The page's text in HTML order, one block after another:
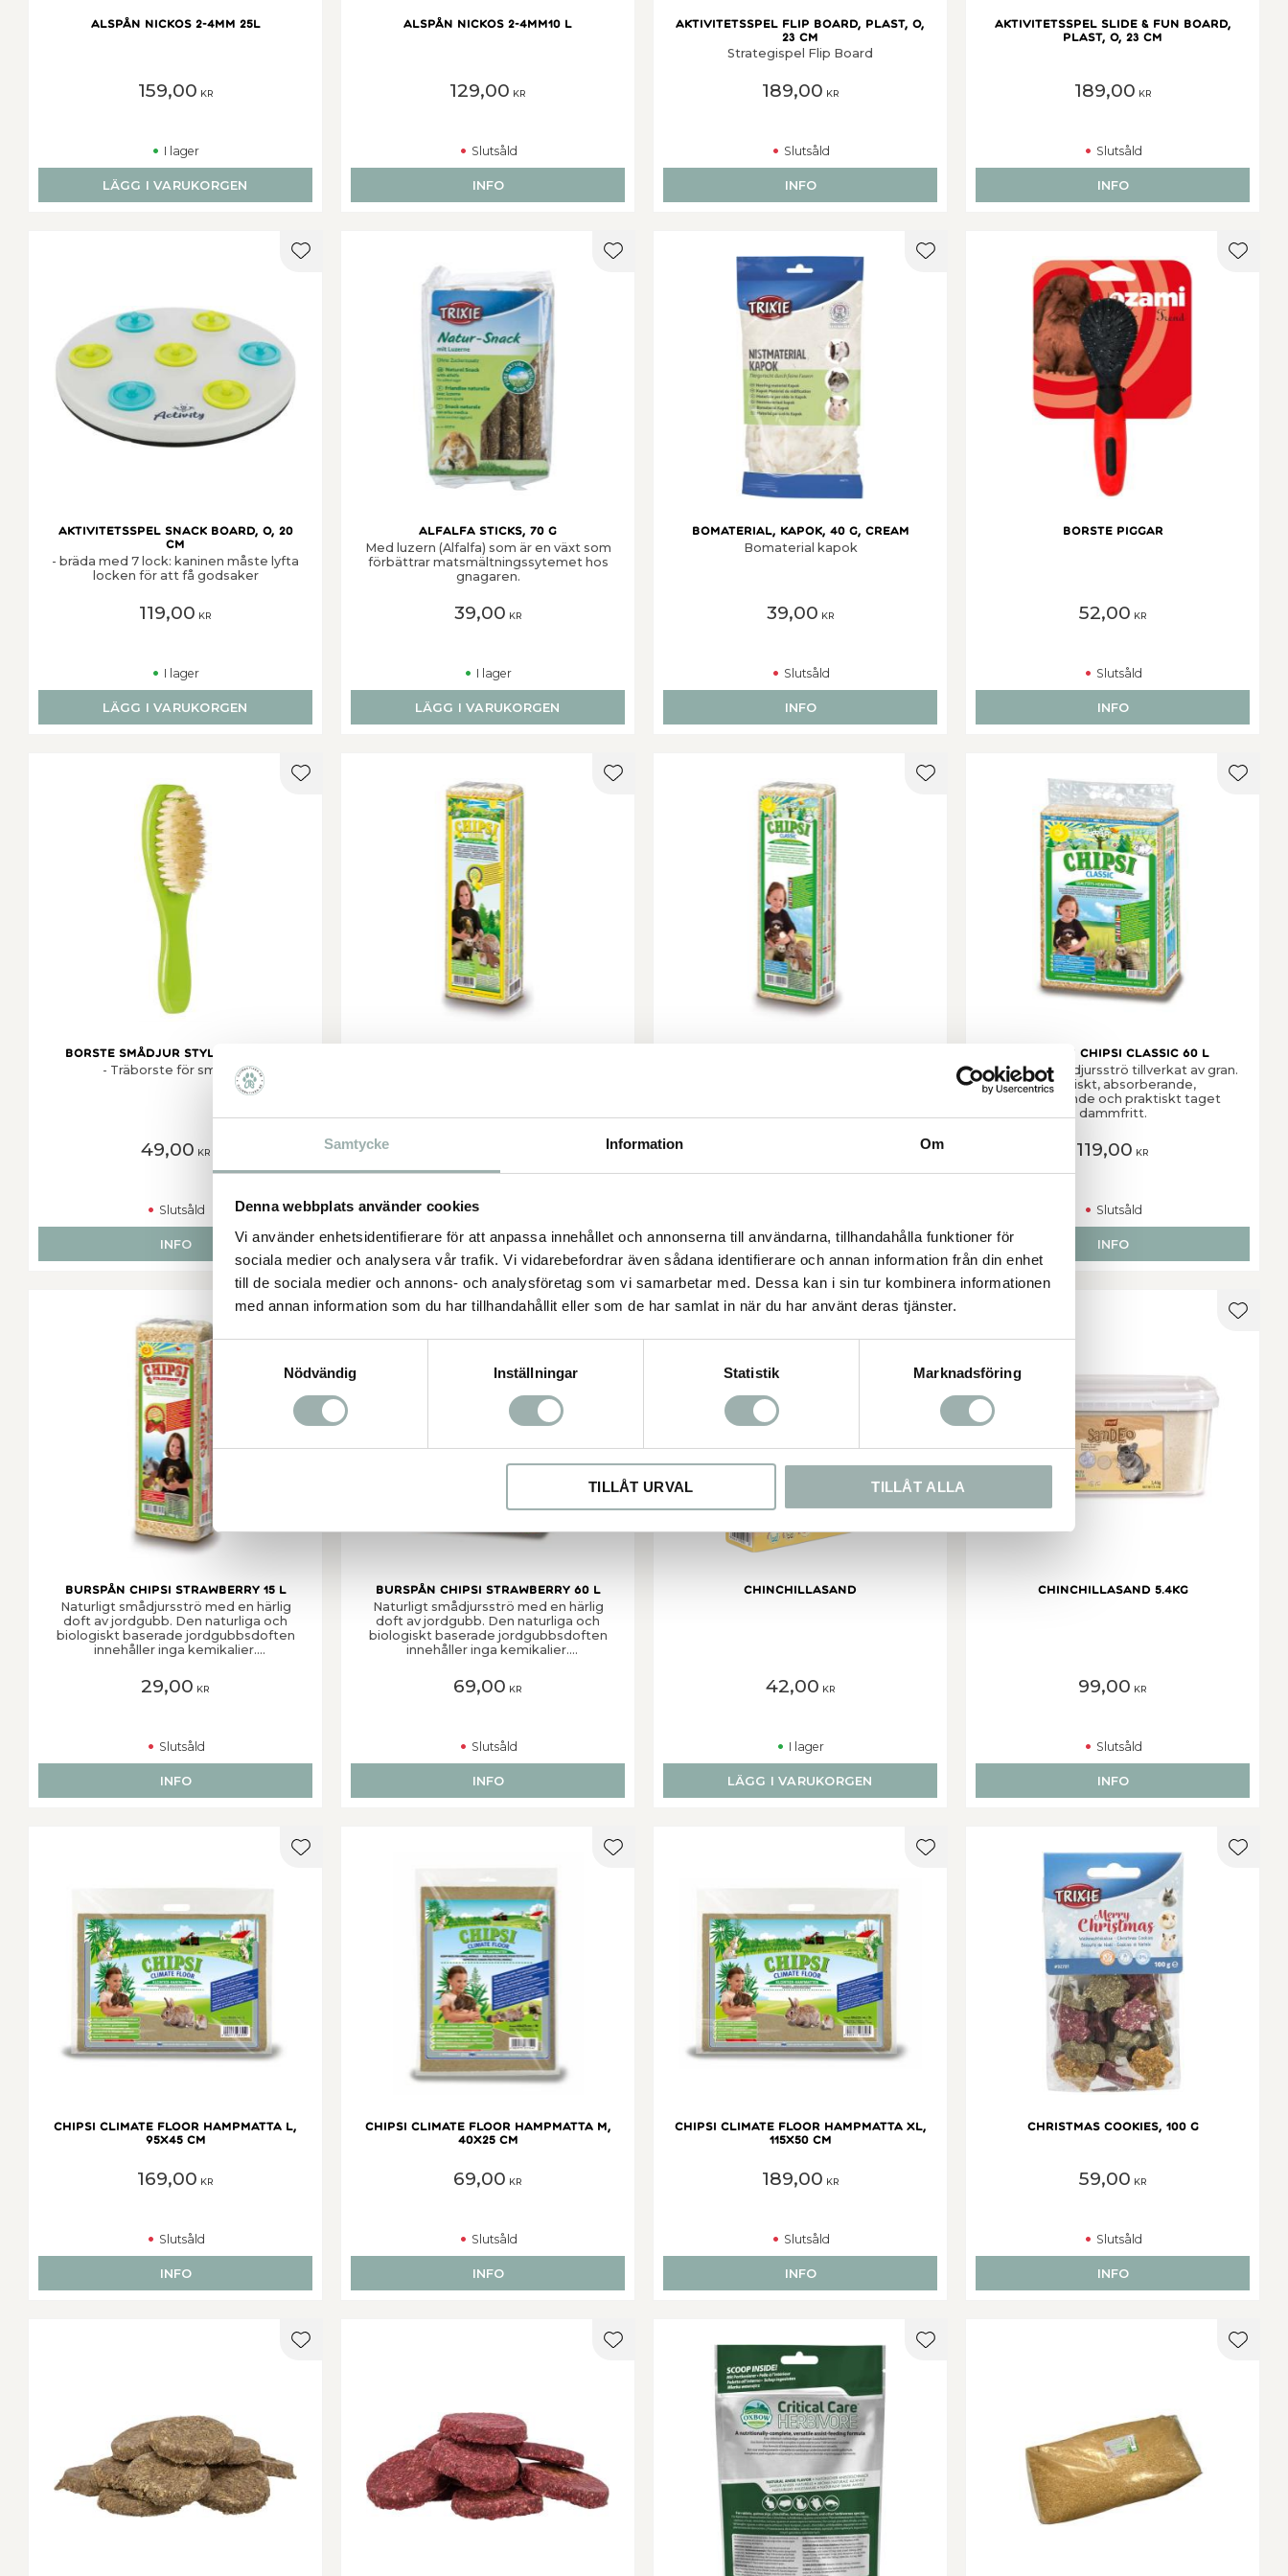
Samtycke Information Om
Denna webbplats använder cookies
Vi använder enhetsidentifierare för att anpassa innehållet och annonserna till användarna, tillhandahålla funktioner för
sociala medier och analysera vår trafik. Vi vidarebefordrar även sådana identifierare och annan information från din enhet
till de sociala medier och annons- och analysföretag som vi samarbetar med. Dessa kan i sin tur kombinera informationen
med annan information som du har tillhandahållit eller som de har samlat in när du har använt deras tjänster.
Nödvändig
Inställningar Statistik Marknadsföring
TILLÅT URVAL TILLÅT ALLA
ALSPÅN NICKOS 2-4MM 25L
159,00 KR
I lager
LÄGG I VARUKORGEN
ALSPÅN NICKOS 2-4MM10 L
129,00 KR
Slutsåld
INFO
Aktivitetsspel Flip Board, plast, o,
23 cm
Strategispel Flip Board
189,00 KR
Slutsåld
INFO
Aktivitetsspel Slide & Fun Board,
plast, o, 23 cm
189,00 KR
Slutsåld
INFO
Aktivitetsspel Snack Board, o, 20
cm
- bräda med 7 lock: kaninen måste lyfta
locken för att få godsaker
119,00 KR
Lägg till i favoriter
I lager
LÄGG I VARUKORGEN
Alfalfa Sticks, 70 g
Med luzern (Alfalfa) som är en växt som
förbättrar matsmältningssytemet hos
gnagaren.
39,00 KR
Lägg till i favoriter
I lager
LÄGG I VARUKORGEN
Bomaterial, kapok, 40 g, cream
Bomaterial kapok
39,00 KR
Lägg till i favoriter
Slutsåld
INFO
Borste piggar
52,00 KR
Lägg
Slutsåld
INFO
Borste smådjur Style 18,5x5 cm
- Träborste för smådjur
49,00 KR
Lägg till i favoriter
Slutsåld
INFO
Lägg till i favoriter
I lager
LÄGG I VARUKORGEN
Lägg till i favoriter
LÄGG I VARUKORGEN
Burspån Chipsi Classic 60 L
Naturligt smådjursströ tillverkat av gran.
Hygieniskt, absorberande,
odörbindande och praktiskt taget
dammfritt.
119,00 KR
Lägg
Slutsåld
INFO
Burspån Chipsi Strawberry 15 L
Naturligt smådjursströ med en härlig
doft av jordgubb. Den naturliga och
biologiskt baserade jordgubbsdoften
innehåller inga kemikalier.
praktiskt taget dammfritt.
29,00 KR
Slutsåld
INFO
Burspån Chipsi Strawberry 60 L
Naturligt smådjursströ med en härlig
doft av jordgubb. Den naturliga och
biologiskt baserade jordgubbsdoften
innehåller inga kemikalier.
praktiskt taget dammfritt.
69,00 KR
Slutsåld
INFO
Chinchillasand
42,00 KR
I lager
LÄGG I VARUKORGEN
Chinchillasand 5.4kg
99,00 KR
Lägg
Slutsåld
INFO
Chipsi Climate Floor hampmatta L,
95x45 cm
169,00 KR
Lägg till i favoriter
Slutsåld
INFO
Chipsi Climate Floor hampmatta M,
40x25 cm
69,00 KR
Lägg till i favoriter
Slutsåld
INFO
Chipsi Climate Floor hampmatta XL,
115x50 cm
189,00 KR
Lägg till i favoriter
Slutsåld
INFO
Christmas cookies, 100 g
59,00 KR
Lägg
Slutsåld
INFO
Lägg till i favoriter Lägg till i favoriter Lägg till i favoriter Lägg